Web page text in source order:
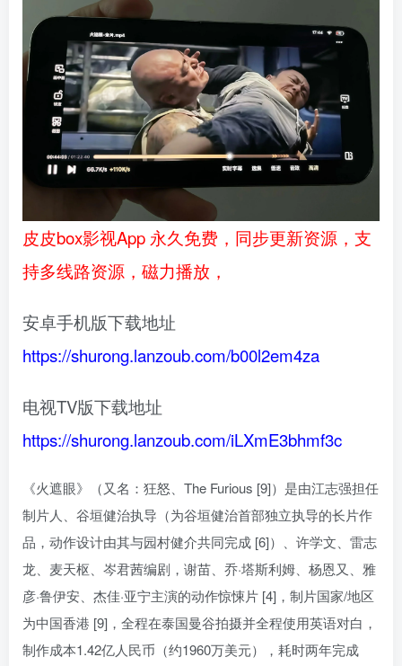
皮皮box影视App 永久免费，同步更新资源，支
持多线路资源，磁力播放，
安卓手机版下载地址
https://shurong.lanzoub.com/b00l2em4za
电视TV版下载地址
https://shurong.lanzoub.com/iLXmE3bhmf3c
《火遮眼》（又名：狂怒、The Furious [9]）是由江志强担任
制片人、谷垣健治执导（为谷垣健治首部独立执导的长片作
品，动作设计由其与园村健介共同完成 [6]）、许学文、雷志
龙、麦天枢、岑君茜编剧，谢苗、乔·塔斯利姆、杨恩又、雅
彦·鲁伊安、杰佳·亚宁主演的动作惊悚片 [4]，制片国家/地区
为中国香港 [9]，全程在泰国曼谷拍摄并全程使用英语对白，
制作成本1.42亿人民币（约1960万美元），耗时两年完成